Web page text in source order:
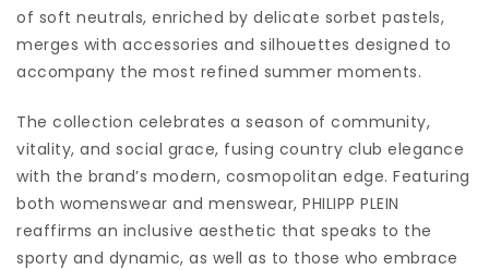
of soft neutrals, enriched by delicate sorbet pastels,
merges with accessories and silhouettes designed to
accompany the most refined summer moments.
The collection celebrates a season of community,
vitality, and social grace, fusing country club elegance
with the brand’s modern, cosmopolitan edge. Featuring
both womenswear and menswear, PHILIPP PLEIN
reaffirms an inclusive aesthetic that speaks to the
sporty and dynamic, as well as to those who embrace